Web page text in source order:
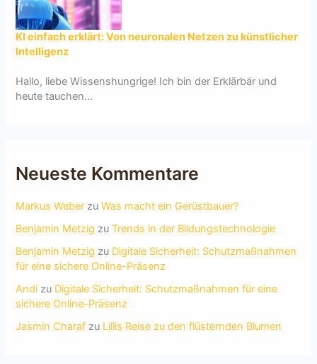
KI einfach erklärt: Von neuronalen Netzen zu künstlicher
Intelligenz
Hallo, liebe Wissenshungrige! Ich bin der Erklärbär und
heute tauchen...
Neueste Kommentare
Markus Weber zuWas macht ein Gerüstbauer?
Benjamin Metzig zuTrends in der Bildungstechnologie
Benjamin Metzig zu Digitale Sicherheit: Schutzmaßnahmen
für eine sichere Online-Präsenz
Andi zu Digitale Sicherheit: Schutzmaßnahmen für eine
sichere Online-Präsenz
Jasmin Charaf zu Lillis Reise zu den flüsternden Blumen